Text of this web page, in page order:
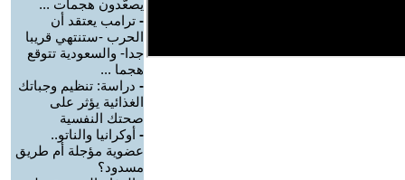
يصعّدون هجمات ...
- ترامب يعتقد أن
الحرب -ستنتهي قريبا
جدا- والسعودية تتوقع
هجما ...
- دراسة: تنظيم وجباتك
الغذائية يؤثر على
صحتك النفسية
- أوكرانيا والناتو..
عضوية مؤجلة أم طريق
مسدود؟